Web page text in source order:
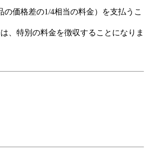
価格差の1/4相当の料金）を支払うこ
、特別の料金を徴収することになりま